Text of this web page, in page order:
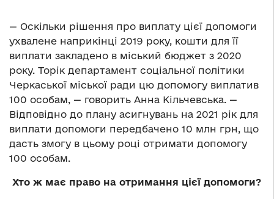
— Оскільки рішення про виплату цієї допомоги
ухвалене наприкінці 2019 року, кошти для її
виплати закладено в міський бюджет з 2020
року. Торік департамент соціальної політики
Черкаської міської ради цю допомогу виплатив
100 особам, — говорить Анна Кільчевська. —
Відповідно до плану асигнувань на 2021 рік для
виплати допомоги передбачено 10 млн грн, що
дасть змогу в цьому році отримати допомогу
100 особам.
Хто ж має право на отримання цієї допомоги?